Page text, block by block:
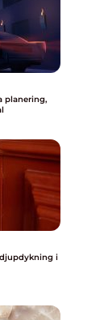
i